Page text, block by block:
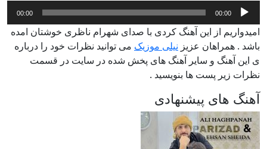
پخش‌کننده
صوت
00:00
00:00
امیدواریم از این آهنگ کردی با صدای شهرام ناظری خوشتان امده
باشد . همراهان عزیز نیلی موزیک می توانید نظرات خود را درباره
ی این آهنگ و سایر آهنگ های پخش شده در سایت در قسمت
نظرات زیر پست ها بنویسید .
آهنگ های پیشنهادی